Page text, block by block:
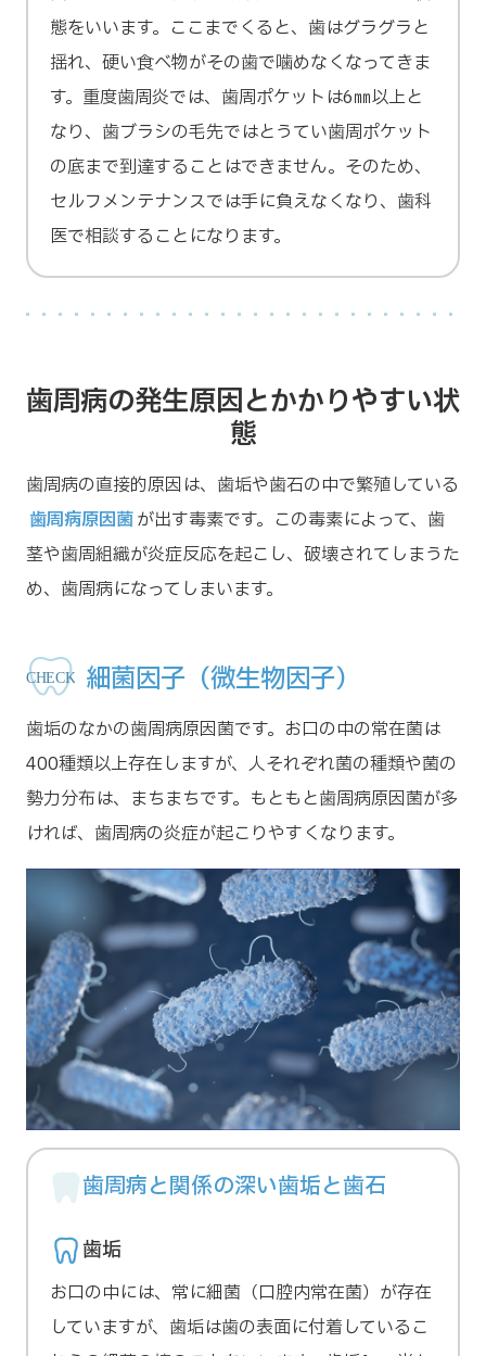
態をいいます。ここまでくると、歯はグラグラと
揺れ、硬い食べ物がその歯で噛めなくなってきま
す。重度歯周炎では、歯周ポケットは6㎜以上と
なり、歯ブラシの毛先ではとうてい歯周ポケット
の底まで到達することはできません。そのため、
セルフメンテナンスでは手に負えなくなり、歯科
医で相談することになります。
歯周病の発生原因とかかりやすい状
態
歯周病の直接的原因は、歯垢や歯石の中で繁殖している
歯周病原因菌が出す毒素です。この毒素によって、歯
茎や歯周組織が炎症反応を起こし、破壊されてしまうた
め、歯周病になってしまいます。
細菌因子（微生物因子）
歯垢のなかの歯周病原因菌です。お口の中の常在菌は
400種類以上存在しますが、人それぞれ菌の種類や菌の
勢力分布は、まちまちです。もともと歯周病原因菌が多
ければ、歯周病の炎症が起こりやすくなります。
歯周病と関係の深い歯垢と歯石
歯垢
お口の中には、常に細菌（口腔内常在菌）が存在
していますが、歯垢は歯の表面に付着しているこ